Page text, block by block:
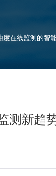
度在线监测的智
测新趋